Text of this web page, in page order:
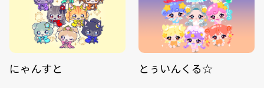
にゃんすと とぅいんくる☆